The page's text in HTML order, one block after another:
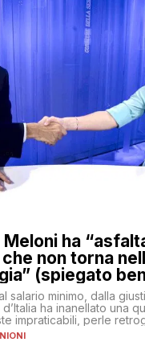
ha
non torna
(spiegato
salario minimo, dalla
ha inanellato una
impraticabili, perle
come a sinistra – glielo